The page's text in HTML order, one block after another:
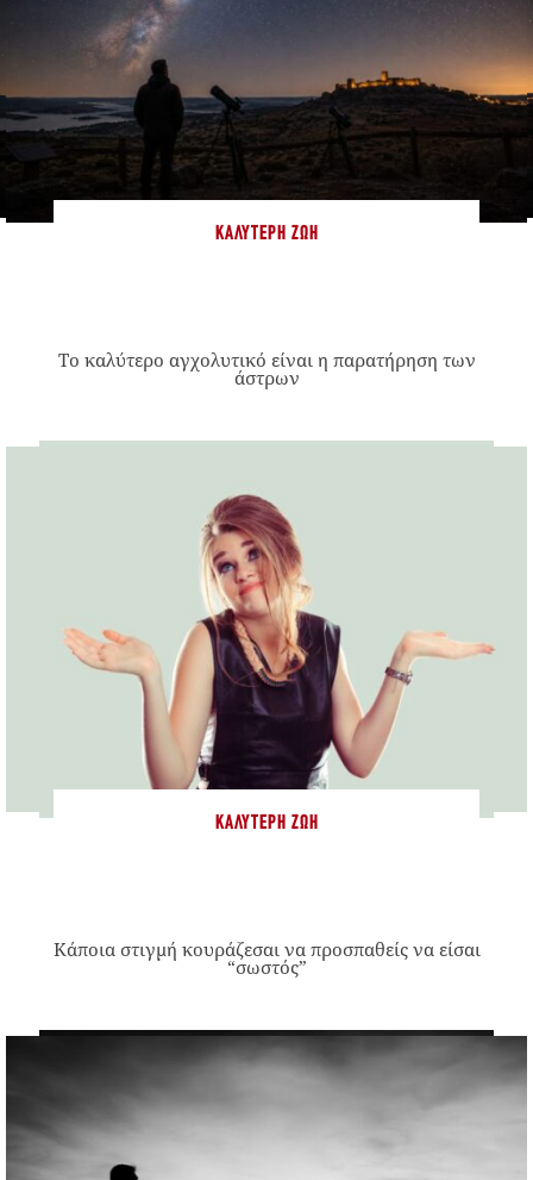
ΚΑΛΎΤΕΡΗ ΖΩΉ
Το καλύτερο αγχολυτικό είναι η παρατήρηση των
άστρων
ΚΑΛΎΤΕΡΗ ΖΩΉ
Κάποια στιγμή κουράζεσαι να προσπαθείς να είσαι
“σωστός”